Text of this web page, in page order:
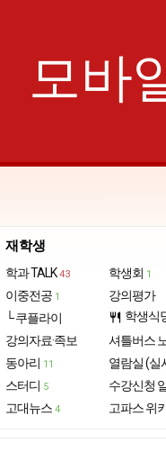
모바
재학생
학과 TALK 43
이중전공 1
└ 쿠플라이
강의자료·족보
동아리 11
스터디 5
고대뉴스 4
학생회 1
강의평가
restaurant 학생식
셔틀버스
열람실 (실
수강신청
고파스 위